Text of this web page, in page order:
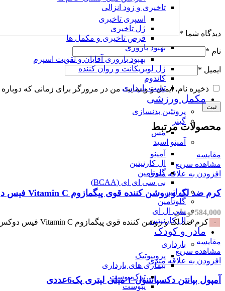
تاخیری و زود انزالی
اسپری تاخیری
ژل تاخیری
قرص تاخیری و مکمل ها
بهبود باروری
بهبود باروری آقایان و تقویت اسپرم
ژل لوبریکانت و روان کننده
کاندوم
تست بارداری
مکمل ورزشی
پروتئین بدنسازی
گینر
مس
آمینو اسید
آمینو
ال کارنیتین
گلوتامین
بی سی ای ای (BCAA)
کراتین
گلوتامین
سی ال ای
ال کارنیتین
مادر و کودک
بارداری
پروبیوتیک
بیماری های بارداری
ترک پوست
یبوست
دیدگاه شما *
نام *
ایمیل *
ذخیره نام، ایمیل و وبسایت من در مرورگر برای زمانی که
محصولات مرتبط
مقایسه
مشاهده سریع
افزودن به علاقه مندی
کرم ضد لک و روشن کننده قوی پیگمازوم Vitamin C فیس دوکس-30میلی
584,000 تومان
کرم ضد لک و روشن کننده قوی پیگمازوم Vitamin C فیس دوکس-30میلی عدد
مقایسه
مشاهده سریع
افزودن به علاقه مندی
آمپول بپانتن دکسپانتنول ۲ میلی لیتری پک6عددی